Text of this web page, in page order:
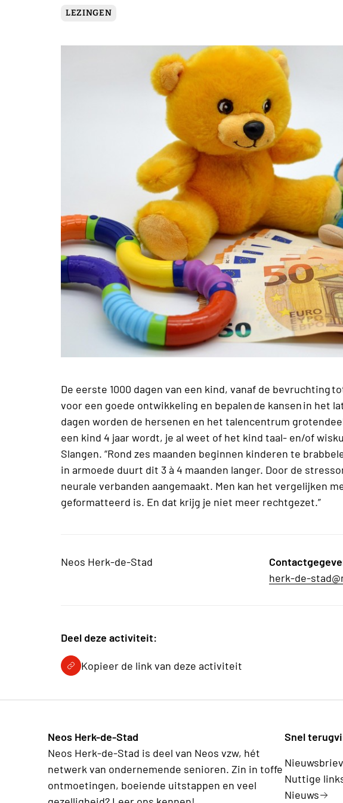
LEZINGEN
De eerste 1000 dagen van een kind, vanaf de bevruchting
voor een goede ontwikkeling en bepalen de kansen in het
dagen worden de hersenen en het talencentrum
een kind 4 jaar wordt, je al weet of het kind taal- en/of
Slangen. “Rond zes maanden beginnen kinderen te
in armoede duurt dit 3 à 4 maanden langer. Door de
neurale verbanden aangemaakt. Men kan het vergelijken
geformatteerd is. En dat krijg je niet meer rechtgezet.”
Neos Herk-de-Stad
herk-de-
Deel deze activiteit:
Kopieer de link van deze activiteit
Neos Herk-de-Stad
Neos Herk-de-Stad is deel van Neos vzw, hét
netwerk van ondernemende senioren. Zin in toffe
ontmoetingen, boeiende uitstappen en veel
Snel
Nuttige
Nieuws